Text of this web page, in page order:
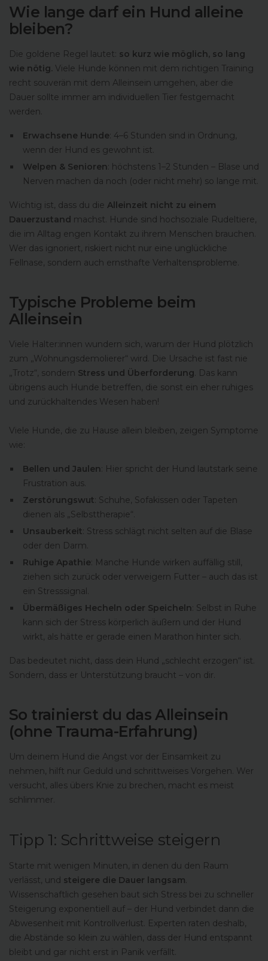
Wie lange darf ein Hund alleine
bleiben?
Die goldene Regel lautet: so kurz wie möglich, so lang
wie nötig. Viele Hunde können mit dem richtigen Training
recht souverän mit dem Alleinsein umgehen, aber die
Dauer sollte immer am individuellen Tier festgemacht
werden.
Erwachsene Hunde: 4–6 Stunden sind in Ordnung,
wenn der Hund es gewohnt ist.
Welpen & Senioren: höchstens 1–2 Stunden – Blase und
Nerven machen da noch (oder nicht mehr) so lange mit.
Wichtig ist, dass du die Alleinzeit nicht zu einem
Dauerzustand machst. Hunde sind hochsoziale Rudeltiere,
die im Alltag engen Kontakt zu ihrem Menschen brauchen.
Wer das ignoriert, riskiert nicht nur eine unglückliche
Fellnase, sondern auch ernsthafte Verhaltensprobleme.
Typische Probleme beim
Alleinsein
Viele Halter:innen wundern sich, warum der Hund plötzlich
zum „Wohnungsdemolierer“ wird. Die Ursache ist fast nie
„Trotz“, sondern Stress und Überforderung. Das kann
übrigens auch Hunde betreffen, die sonst ein eher ruhiges
und zurückhaltendes Wesen haben!
Viele Hunde, die zu Hause allein bleiben, zeigen Symptome
wie:
Bellen und Jaulen: Hier spricht der Hund lautstark seine
Frustration aus.
Zerstörungswut: Schuhe, Sofakissen oder Tapeten
dienen als „Selbsttherapie“.
Unsauberkeit: Stress schlägt nicht selten auf die Blase
oder den Darm.
Ruhige Apathie: Manche Hunde wirken auffällig still,
ziehen sich zurück oder verweigern Futter – auch das ist
ein Stresssignal.
Übermäßiges Hecheln oder Speicheln: Selbst in Ruhe
kann sich der Stress körperlich äußern und der Hund
wirkt, als hätte er gerade einen Marathon hinter sich.
Das bedeutet nicht, dass dein Hund „schlecht erzogen“ ist.
Sondern, dass er Unterstützung braucht – von dir.
So trainierst du das Alleinsein
(ohne Trauma-Erfahrung)
Um deinem Hund die Angst vor der Einsamkeit zu
nehmen, hilft nur Geduld und schrittweises Vorgehen. Wer
versucht, alles übers Knie zu brechen, macht es meist
schlimmer.
Tipp 1: Schrittweise steigern
Starte mit wenigen Minuten, in denen du den Raum
verlässt, und steigere die Dauer langsam.
Wissenschaftlich gesehen baut sich Stress bei zu schneller
Steigerung exponentiell auf – der Hund verbindet dann die
Abwesenheit mit Kontrollverlust. Experten raten deshalb,
die Abstände so klein zu wählen, dass der Hund entspannt
bleibt und gar nicht erst in Panik verfällt.